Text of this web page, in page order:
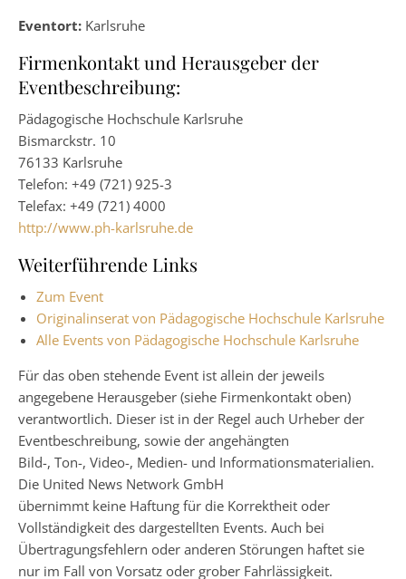
Eventort: Karlsruhe
Firmenkontakt und Herausgeber der
Eventbeschreibung:
Pädagogische Hochschule Karlsruhe
Bismarckstr. 10
76133 Karlsruhe
Telefon: +49 (721) 925-3
Telefax: +49 (721) 4000
http://www.ph-karlsruhe.de
Weiterführende Links
Zum Event
Originalinserat von Pädagogische Hochschule Karlsruhe
Alle Events von Pädagogische Hochschule Karlsruhe
Für das oben stehende Event ist allein der jeweils
angegebene Herausgeber (siehe Firmenkontakt oben)
verantwortlich. Dieser ist in der Regel auch Urheber der
Eventbeschreibung, sowie der angehängten
Bild-, Ton-, Video-, Medien- und Informationsmaterialien.
Die United News Network GmbH
übernimmt keine Haftung für die Korrektheit oder
Vollständigkeit des dargestellten Events. Auch bei
Übertragungsfehlern oder anderen Störungen haftet sie
nur im Fall von Vorsatz oder grober Fahrlässigkeit.